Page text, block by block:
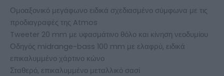
Ομοαξονικό μεγάφωνο ειδικά σχεδιασμένο σύμφωνα με τις
προδιαγραφές της Atmos
Tweeter 20 mm με υφασμάτινο θόλο και κίνηση νεοδυμίου
Οδηγός midrange-bass 100 mm με ελαφρύ, ειδικά
επικαλυμμένο χάρτινο κώνο
Σταθερό, επικαλυμμένο μεταλλικό σασί